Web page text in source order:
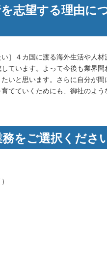
志望する理由に
い］４カ国に渡る海外生活や人
ています。よって今後も業界
いと思います。さらに自分が
てていくためにも、御社のよ
をご選択くださ